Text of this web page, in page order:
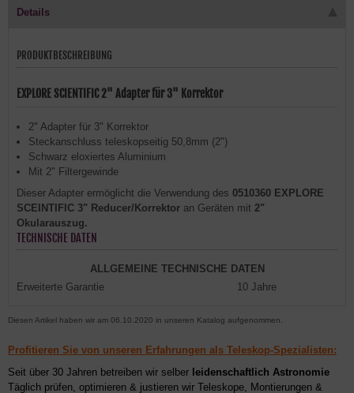
Details
PRODUKTBESCHREIBUNG
EXPLORE SCIENTIFIC 2" Adapter für 3" Korrektor
2" Adapter für 3" Korrektor
Steckanschluss teleskopseitig 50,8mm (2")
Schwarz eloxiertes Aluminium
Mit 2" Filtergewinde
Dieser Adapter ermöglicht die Verwendung des 0510360 EXPLORE
SCEINTIFIC 3" Reducer/Korrektor an Geräten mit 2"
Okularauszug.
TECHNISCHE DATEN
ALLGEMEINE TECHNISCHE DATEN
Erweiterte Garantie
10 Jahre
Diesen Artikel haben wir am 06.10.2020 in unseren Katalog aufgenommen.
Profitieren Sie von unseren Erfahrungen als Teleskop-Spezialisten:
Seit über 30 Jahren betreiben wir selber leidenschaftlich Astronomie
Täglich prüfen, optimieren & justieren wir Teleskope, Montierungen &